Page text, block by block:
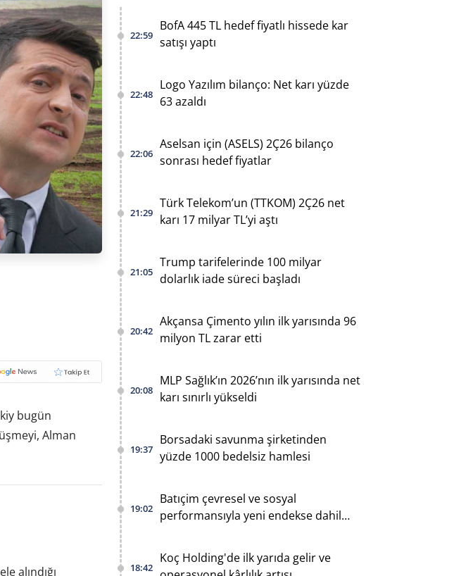
bugün
Alman
alındığı
22:59
BofA 445 TL hedef fiyatlı hissede kar
satışı yaptı
22:48
Logo Yazılım bilanço: Net karı yüzde
63 azaldı
22:06
Aselsan için (ASELS) 2Ç26 bilanço
sonrası hedef fiyatlar
21:29
Türk Telekom’un (TTKOM) 2Ç26 net
karı 17 milyar TL’yi aştı
21:05
Trump tarifelerinde 100 milyar
dolarlık iade süreci başladı
20:42
Akçansa Çimento yılın ilk yarısında 96
milyon TL zarar etti
20:08
MLP Sağlık’ın 2026’nın ilk yarısında net
karı sınırlı yükseldi
19:37
Borsadaki savunma şirketinden
yüzde 1000 bedelsiz hamlesi
19:02
Batıçim çevresel ve sosyal
performansıyla yeni endekse dahil
18:42
Koç Holding'de ilk yarıda gelir ve